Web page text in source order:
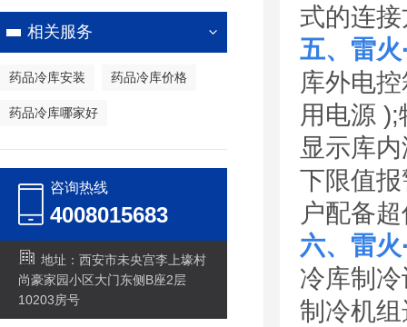
相关服务
药品冷库安装 药品冷库价格
药品冷库哪家好
咨询热线
4008015683
地址：西安市未央宫李上壕村
尚豪家园小区大门东侧B座2层
10203房号
式的连
五、雷
库外电
用电源
显示库
下限值
户配备
六、雷
冷库制
制冷机